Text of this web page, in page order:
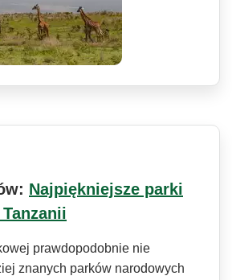
Najpiękniejsze parki
prawdopodobnie nie
znanych parków narodowych